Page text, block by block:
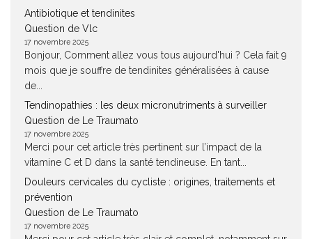
Antibiotique et tendinites
Question de Vlc
17 novembre 2025
Bonjour, Comment allez vous tous aujourd'hui ? Cela fait 9
mois que je souffre de tendinites généralisées à cause
de...
Tendinopathies : les deux micronutriments à surveiller
Question de Le Traumato
17 novembre 2025
Merci pour cet article très pertinent sur l’impact de la
vitamine C et D dans la santé tendineuse. En tant...
Douleurs cervicales du cycliste : origines, traitements et
prévention
Question de Le Traumato
17 novembre 2025